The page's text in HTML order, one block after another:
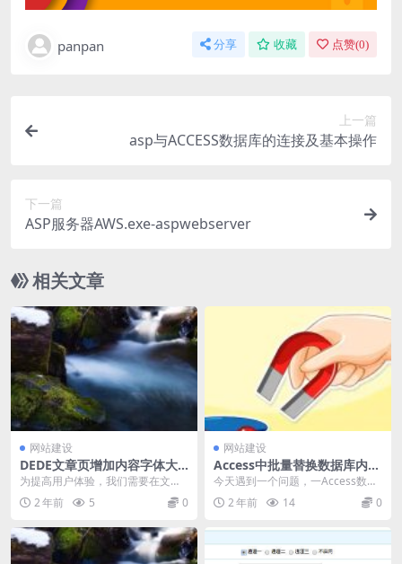
panpan 分享 收藏 点赞(0)
上一篇
asp与ACCESS数据库的连接及基本操作
下一篇
ASP服务器AWS.exe-aspwebserver
相关文章
网站建设
DEDE文章页增加内容字体大
小选择的功能的代码
为提高用户体验，我们需要在文章
页增加一个文章内容字体大小选择
的功能，以适应不同用...
2 年前 5 0
网站建设
Access中批量替换数据库内容
的两种方法
今天遇到一个问题，一Access数据
库中存放着N条文章记录，现在想
替换掉这些文章...
2 年前 14 0